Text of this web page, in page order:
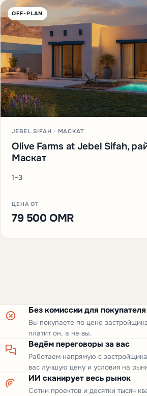
OFF-PLAN
JEBEL SIFAH · МАСКАТ
Olive Farms at Jebel Sifah,
Маскат
1–3
ЦЕНА ОТ
79 500 OMR
Без комиссии для покупателя
Вы покупаете по цене
платит он, а не вы.
Ведём переговоры за вас
Работаем напрямую с
вас лучшую цену и условия на
ИИ сканирует весь рынок
Сотни проектов и десятки тысяч